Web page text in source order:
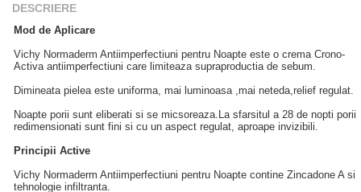
DESCRIERE
Mod de Aplicare
Vichy Normaderm Antiimperfectiuni pentru Noapte este o crema Crono-
Activa antiimperfectiuni care limiteaza supraproductia de sebum.
Dimineata pielea este uniforma, mai luminoasa ,mai neteda,relief regulat.
Noapte porii sunt eliberati si se micsoreaza.La sfarsitul a 28 de nopti porii
redimensionati sunt fini si cu un aspect regulat, aproape invizibili.
Principii Active
Vichy Normaderm Antiimperfectiuni pentru Noapte contine Zincadone A si
tehnologie infiltranta.